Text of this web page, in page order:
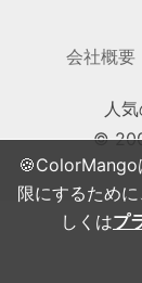
🍪ColorMango
限にするため
しくはプ
会社概要
人
©